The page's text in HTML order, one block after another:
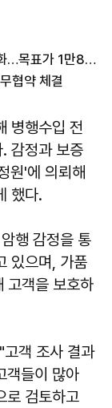
키움證 "강원랜드, 리노베이션 영향 본격화…목표가 1만8000원 하향"
협약 체결
병행수입 전
감정과 보증
원'에 의뢰해
했다.
행 감정을 통
있으며, 가품
고객을 보호하
객 조사 결과
객들이 많아
로 검토하고